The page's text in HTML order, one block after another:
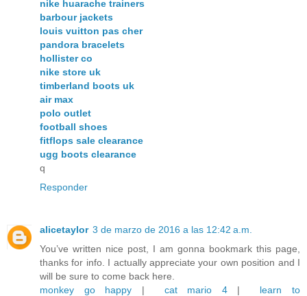
nike huarache trainers
barbour jackets
louis vuitton pas cher
pandora bracelets
hollister co
nike store uk
timberland boots uk
air max
polo outlet
football shoes
fitflops sale clearance
ugg boots clearance
q
Responder
alicetaylor 3 de marzo de 2016 a las 12:42 a.m.
You’ve written nice post, I am gonna bookmark this page,
thanks for info. I actually appreciate your own position and I
will be sure to come back here.
monkey go happy | cat mario 4| learn to